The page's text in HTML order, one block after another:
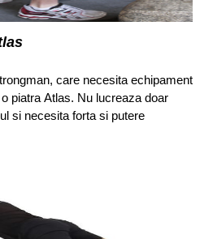
care necesita echipament
piatra Atlas. Nu lucreaza doar
si necesita forta si putere